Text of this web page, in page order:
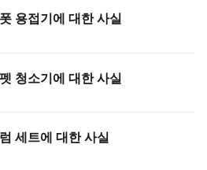
용접기에 대한 사실
청소기에 대한 사실
세트에 대한 사실